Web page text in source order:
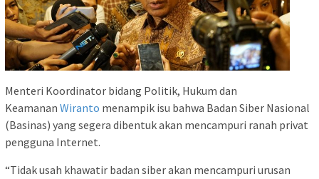
Menteri Koordinator bidang Politik, Hukum dan
Keamanan Wiranto menampik isu bahwa Badan Siber Nasional
(Basinas) yang segera dibentuk akan mencampuri ranah privat
pengguna Internet.
“Tidak usah khawatir badan siber akan mencampuri urusan